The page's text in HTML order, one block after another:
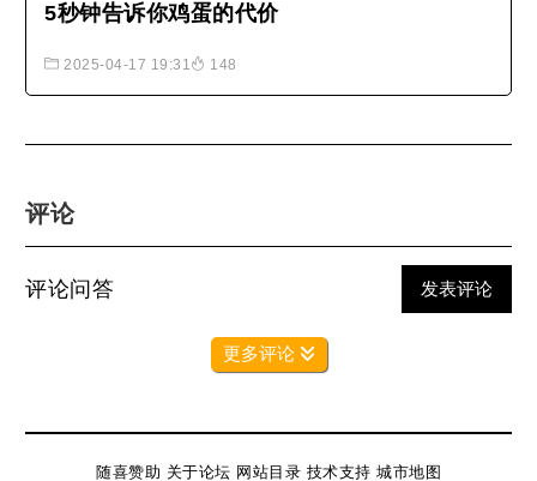
5秒钟告诉你鸡蛋的代价
2025-04-17 19:31 148
评论
评论问答 发表评论
更多评论
随喜赞助 关于论坛 网站目录 技术支持 城市地图